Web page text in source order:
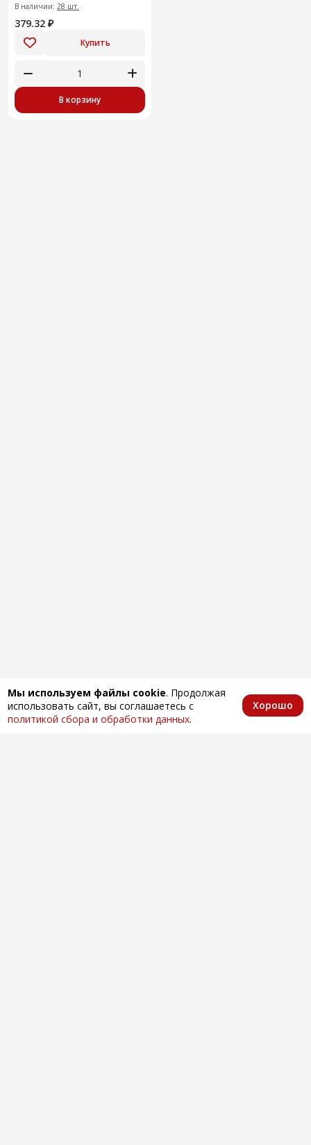
В наличии: 28 шт.
379.32 ₽
Купить
В корзину
Мы используем файлы cookie. Продолжая
использовать сайт, вы соглашаетесь с
политикой сбора и обработки данных.
Хорошо
Главная КаталогИзбранноеКорзина Аккаунт